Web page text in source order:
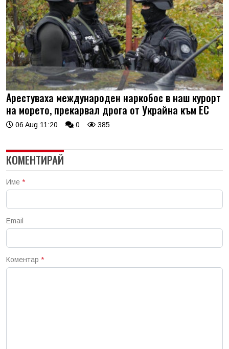
Арестуваха международен наркобос в наш курорт
на морето, прекарвал дрога от Украйна към ЕС
06 Aug 11:20 0 385
КОМЕНТИРАЙ
Име *
Email
Коментар *